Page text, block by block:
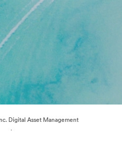
Digital Asset Management
·